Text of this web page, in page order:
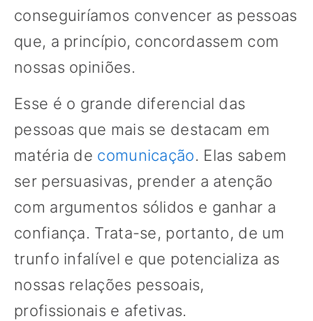
conseguiríamos convencer as pessoas
que, a princípio, concordassem com
nossas opiniões.
Esse é o grande diferencial das
pessoas que mais se destacam em
matéria de comunicação. Elas sabem
ser persuasivas, prender a atenção
com argumentos sólidos e ganhar a
confiança. Trata-se, portanto, de um
trunfo infalível e que potencializa as
nossas relações pessoais,
profissionais e afetivas.